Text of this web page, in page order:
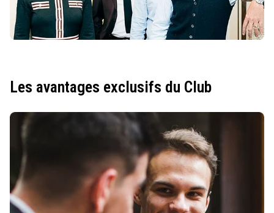
Les avantages exclusifs du Club